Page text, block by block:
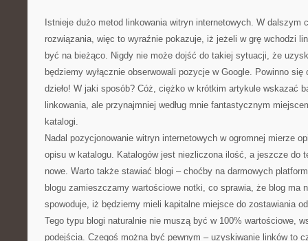
Istnieje dużo metod linkowania witryn internetowych. W dalszym
rozwiązania, więc to wyraźnie pokazuje, iż jeżeli w grę wchodzi
być na bieżąco. Nigdy nie może dojść do takiej sytuacji, że
będziemy wyłącznie obserwowali pozycje w Google. Powinno się
dzieło! W jaki sposób? Cóż, ciężko w krótkim artykule wskazać
linkowania, ale przynajmniej według mnie fantastycznym
katalogi.
Nadal pozycjonowanie witryn internetowych w ogromnej mierze
opisu w katalogu. Katalogów jest niezliczona ilość, a jeszcze do
nowe. Warto także stawiać blogi – choćby na darmowych
blogu zamieszczamy wartościowe notki, co sprawia, że blog ma
spowoduje, iż będziemy mieli kapitalne miejsce do zostawiania
Tego typu blogi naturalnie nie muszą być w 100% wartościowe,
podejścia. Czegoś można być pewnym – uzyskiwanie linków to